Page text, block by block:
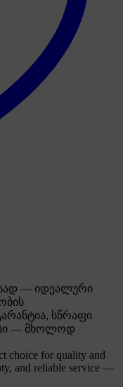
— იდეალური
სწრაფი
— მხოლოდ
choice for quality and
and reliable service —